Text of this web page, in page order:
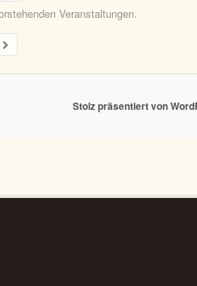
Veranstaltungen.
Stolz präsentiert von